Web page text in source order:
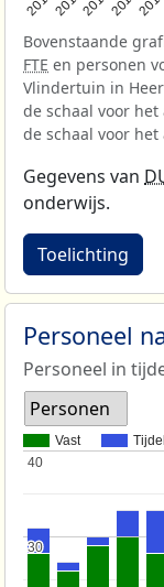
Bovenstaande
FTE en personen
Vlindertuin in
de schaal voor
de schaal voor
Gegevens van
onderwijs.
Toelichting
Personeel
Personeel in
Personen
Vast
30
30
40
40